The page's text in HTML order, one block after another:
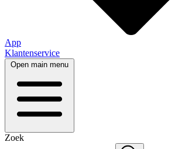
App
Klantenservice
Open main menu
Zoek